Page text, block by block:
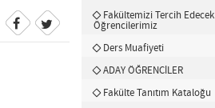
Fakültemizi Tercih Edecek
Öğrencilerimiz
Ders Muafiyeti
ADAY ÖĞRENCİLER
Fakülte Tanıtım Kataloğu